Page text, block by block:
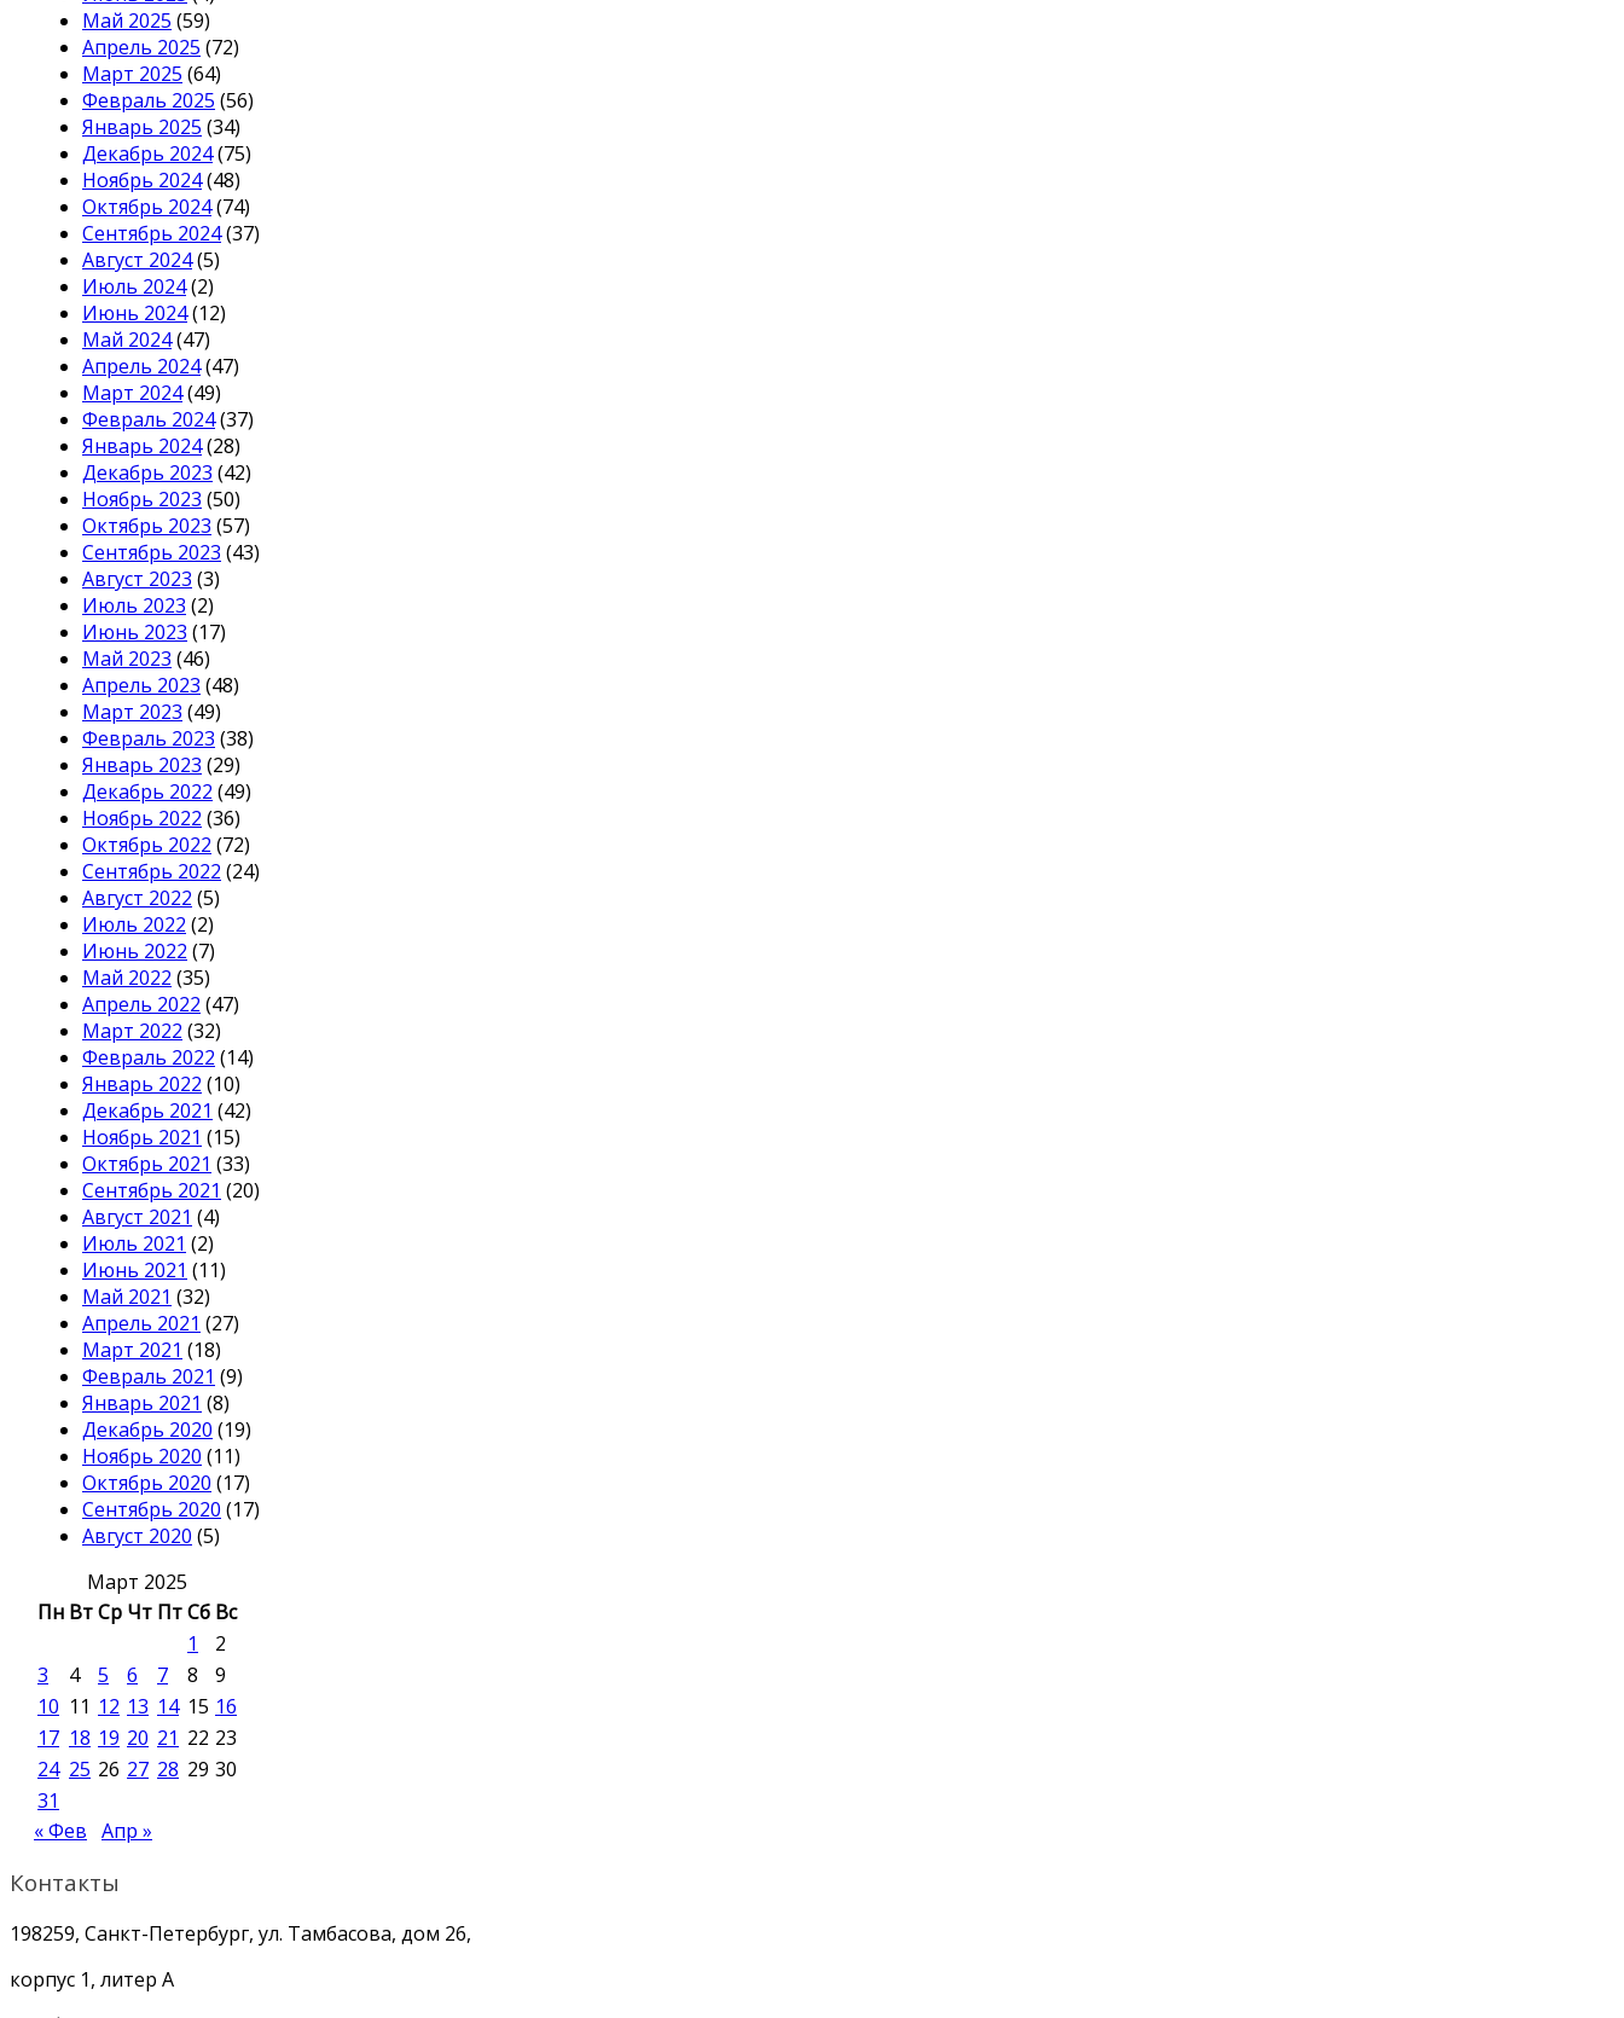
Май 2025 (59)
Апрель 2025 (72)
Март 2025 (64)
Февраль 2025 (56)
Январь 2025 (34)
Декабрь 2024(75)
Ноябрь 2024(48)
Октябрь 2024(74)
Сентябрь 2024(37)
Август 2024(5)
Июль 2024(2)
Июнь 2024(12)
Май 2024(47)
Апрель 2024(47)
Март 2024(49)
Февраль 2024(37)
Январь 2024(28)
Декабрь 2023 (42)
Ноябрь 2023 (50)
Октябрь 2023 (57)
Сентябрь 2023 (43)
Август 2023 (3)
Июль 2023 (2)
Июнь 2023 (17)
Май 2023 (46)
Апрель 2023 (48)
Март 2023 (49)
Февраль 2023 (38)
Январь 2023 (29)
Декабрь 2022 (49)
Ноябрь 2022 (36)
Октябрь 2022 (72)
Сентябрь 2022 (24)
Август 2022 (5)
Июль 2022 (2)
Июнь 2022 (7)
Май 2022 (35)
Апрель 2022 (47)
Март 2022 (32)
Февраль 2022 (14)
Январь 2022 (10)
Декабрь 2021 (42)
Ноябрь 2021 (15)
Октябрь 2021 (33)
Сентябрь 2021 (20)
Август 2021 (4)
Июль 2021 (2)
Июнь 2021 (11)
Май 2021 (32)
Апрель 2021 (27)
Март 2021 (18)
Февраль 2021 (9)
Январь 2021 (8)
Декабрь 2020 (19)
Ноябрь 2020 (11)
Октябрь 2020 (17)
Сентябрь 2020 (17)
Август 2020 (5)
Март 2025
Пн ВтСр Чт ПтСб Вс
1
2
3
4 5 6 7 8
9
10 11 12 13 14 15 16
17 18 19 20 21 22 23
24 25 26 27 28 29 30
31
« Фев Апр »
Контакты
198259, Санкт-Петербург, ул. Тамбасова, дом 26,
корпус 1, литер А